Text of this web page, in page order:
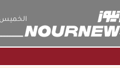
‫‫الخميس‬‬ 6 أغسطس 2026 10:11